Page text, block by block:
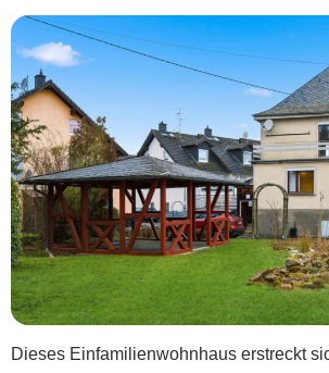
Dieses Einfamilienwohnhaus erstreckt